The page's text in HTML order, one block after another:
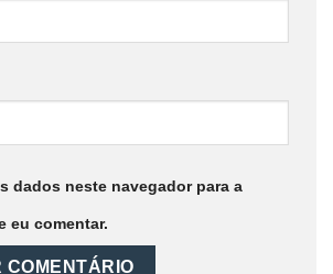
dados neste navegador para a
eu comentar.